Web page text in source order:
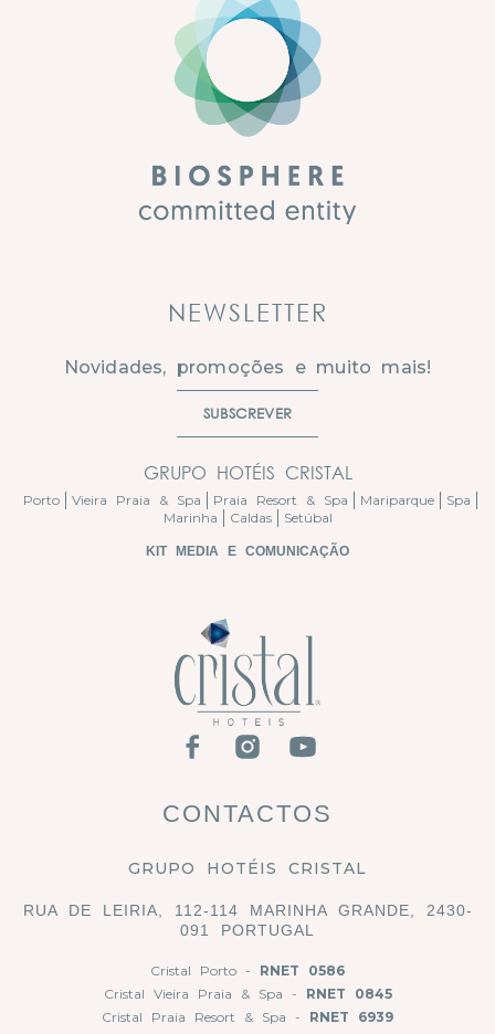
CONTACTOS
GRUPO HOTÉIS CRISTAL
RUA DE LEIRIA, 112-114 MARINHA GRANDE, 2430-
091 PORTUGAL
Cristal Porto - RNET 0586
Cristal Vieira Praia & Spa - RNET 0845
Cristal Praia Resort & Spa - RNET 6939
NEWSLETTER
Novidades, promoções e muito mais!
SUBSCREVER
GRUPO HOTÉIS CRISTAL
Porto Vieira Praia & Spa Praia Resort & Spa Mariparque
Spa
Marinha
Caldas Setúbal
KIT MEDIA E COMUNICAÇÃO